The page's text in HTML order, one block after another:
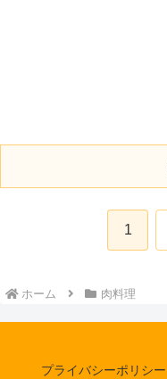
1
ホーム 肉料理
プライバシーポリシー